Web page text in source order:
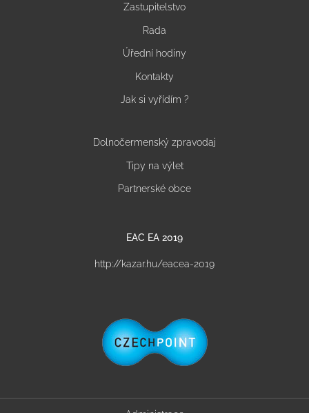
Zastupitelstvo
Rada
Úřední hodiny
Kontakty
Jak si vyřídím ?
Dolnočermenský zpravodaj
Tipy na výlet
Partnerské obce
EAC EA 2019
http://kazar.hu/eacea-2019